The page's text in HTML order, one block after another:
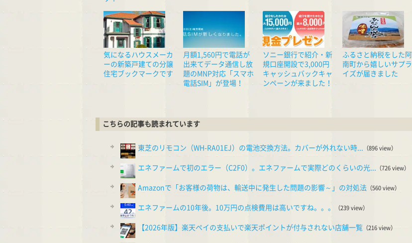
気になるハウスメーカ
ーの新築戸建ての分譲
住宅ブックマークです
月額1,560円で電話が
出来てデータ通信し放
題のMNP対応「スマホ
電話SIM」が登場！
ソニー銀行で紹介・新
規口座開設で3,000円
キャッシュバックキャ
ンペーンが来ました！
ふるさと納税をした阿
南町から嬉しいサプラ
イズが届きました
こちらの記事も読まれています
東芝のリモコン（WH-RA01EJ）の電池交換方法。カバーが外れない時... （896 view）
エネファームで初のエラー（C2F0）。エネファームで実際どのくらいの光... （726 view）
Amazonで「お客様の荷物は、輸送中に発生した問題の影響～」の対処法 （560 view）
エネファームの10年後。10万円の点検費用は高いですね。。。 （239 view）
【2026年版】楽天ペイの支払いで楽天ポイントが付与されない店舗一覧 （216 view）